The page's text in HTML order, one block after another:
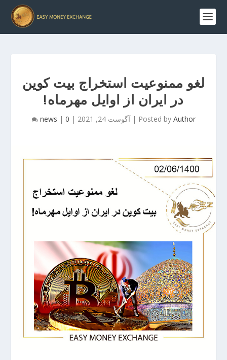
لغو ممنوعیت استخراج بیت کوین
در ایران از اوایل مهرماه!
Posted by Author
|آگوست 24, 2021 |
news | 0